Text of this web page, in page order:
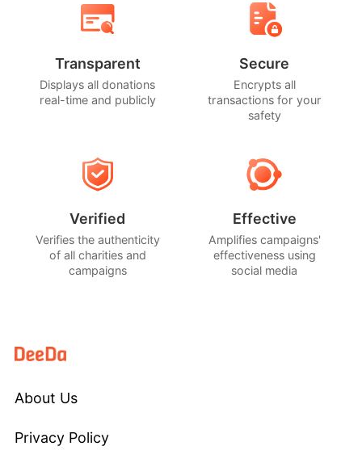
Transparent
Displays all donations
real-time and publicly
Secure
Encrypts all
transactions for your
safety
Verified
Verifies the authenticity
of all charities and
campaigns
Effective
Amplifies campaigns'
effectiveness using
social media
About Us
Privacy Policy